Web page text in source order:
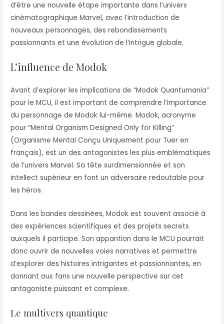
d’être une nouvelle étape importante dans l’univers
cinématographique Marvel, avec l’introduction de
nouveaux personnages, des rebondissements
passionnants et une évolution de l’intrigue globale.
L’influence de Modok
Avant d’explorer les implications de “Modok Quantumania”
pour le MCU, il est important de comprendre l’importance
du personnage de Modok lui-même. Modok, acronyme
pour “Mental Organism Designed Only for Killing”
(Organisme Mental Conçu Uniquement pour Tuer en
français), est un des antagonistes les plus emblématiques
de l’univers Marvel. Sa tête surdimensionnée et son
intellect supérieur en font un adversaire redoutable pour
les héros.
Dans les bandes dessinées, Modok est souvent associé à
des expériences scientifiques et des projets secrets
auxquels il participe. Son apparition dans le MCU pourrait
donc ouvrir de nouvelles voies narratives et permettre
d’explorer des histoires intrigantes et passionnantes, en
donnant aux fans une nouvelle perspective sur cet
antagoniste puissant et complexe.
Le multivers quantique